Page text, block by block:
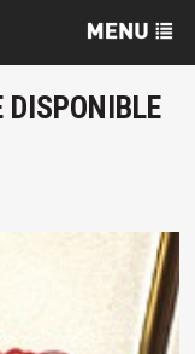
DISPONIBLE